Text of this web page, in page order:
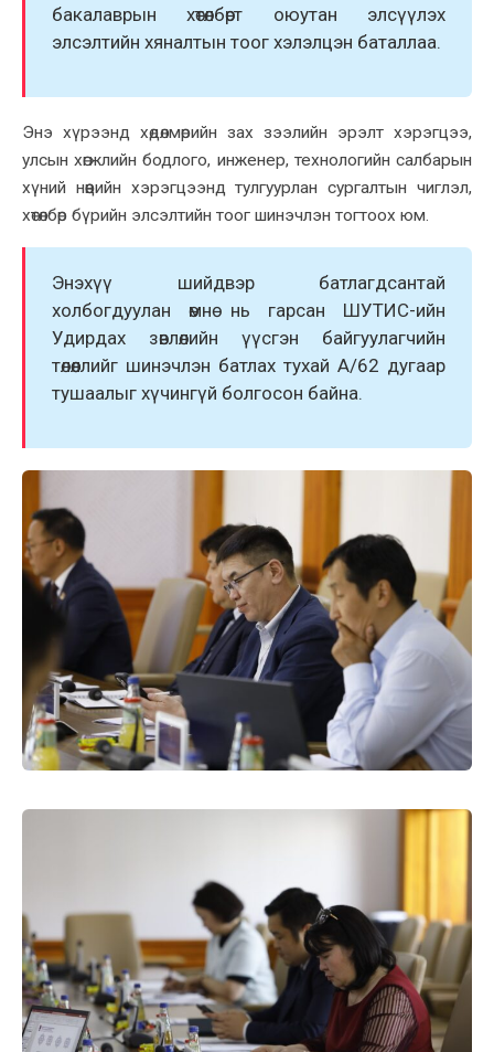
бакалаврын хөтөлбөрт оюутан элсүүлэх
элсэлтийн хяналтын тоог хэлэлцэн баталлаа.
Энэ хүрээнд хөдөлмөрийн зах зээлийн эрэлт хэрэгцээ,
улсын хөгжлийн бодлого, инженер, технологийн салбарын
хүний нөөцийн хэрэгцээнд тулгуурлан сургалтын чиглэл,
хөтөлбөр бүрийн элсэлтийн тоог шинэчлэн тогтоох юм.
Энэхүү шийдвэр батлагдсантай
холбогдуулан өмнө нь гарсан ШУТИС-ийн
Удирдах зөвлөлийн үүсгэн байгуулагчийн
төлөөллийг шинэчлэн батлах тухай А/62 дугаар
тушаалыг хүчингүй болгосон байна.